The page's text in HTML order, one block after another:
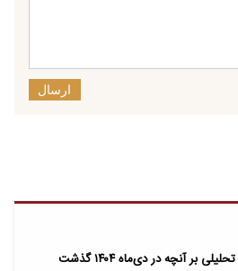
ارسال
آنچه در دی‌ماه ۱۴۰۴ گذشت